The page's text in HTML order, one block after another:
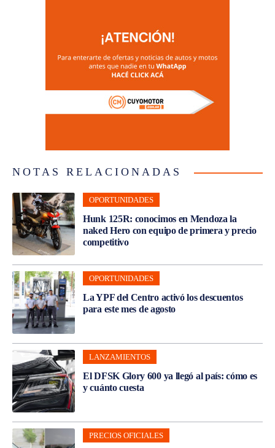
NOTAS RELACIONADAS
OPORTUNIDADES
Hunk 125R: conocimos en Mendoza la
naked Hero con equipo de primera y precio
competitivo
OPORTUNIDADES
La YPF del Centro activó los descuentos
para este mes de agosto
LANZAMIENTOS
El DFSK Glory 600 ya llegó al país: cómo es
y cuánto cuesta
PRECIOS OFICIALES